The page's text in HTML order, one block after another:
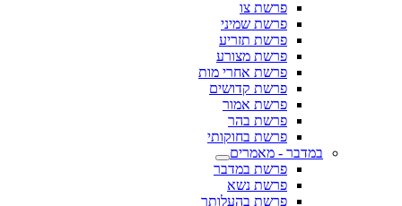
פרשת צו
פרשת שמיני
פרשת תזריע
פרשת מצורע
פרשת אחרי מות
פרשת קדושים
פרשת אמור
פרשת בהר
פרשת בחוקותי
במדבר - מאמרים
פרשת במדבר
פרשת נשא
פרשת בהעלותך